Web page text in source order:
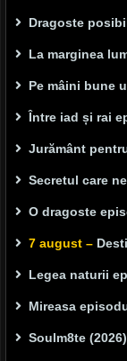
Dragoste
La marginea
Pe mâini bune
Între iad și rai
Jurământ
Secretul care
O dragoste
7 august –
Legea naturii
Mireasa
Soulm8te